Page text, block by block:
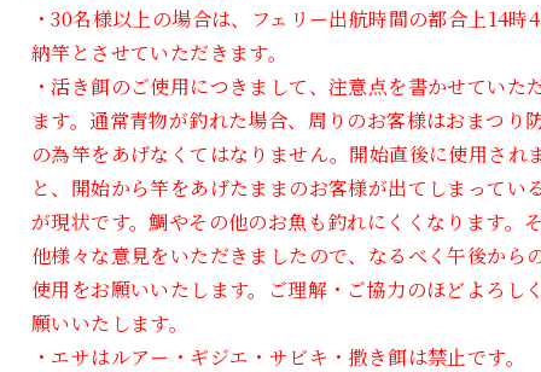
・30名様以上の場合は、フェリー出航時間の都合上14時
納竿とさせていただきます。
・活き餌のご使用につきまして、注意点を書かせていた
ます。通常青物が釣れた場合、周りのお客様はおまつり
の為竿をあげなくてはなりません。開始直後に使用され
と、開始から竿をあげたままのお客様が出てしまってい
が現状です。鯛やその他のお魚も釣れにくくなります。
他様々な意見をいただきましたので、なるべく午後から
使用をお願いいたします。ご理解・ご協力のほどよろし
願いいたします。
・エサはルアー・ギジエ・サビキ・撒き餌は禁止です。